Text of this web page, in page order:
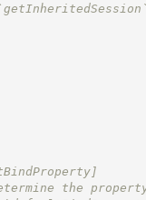
the